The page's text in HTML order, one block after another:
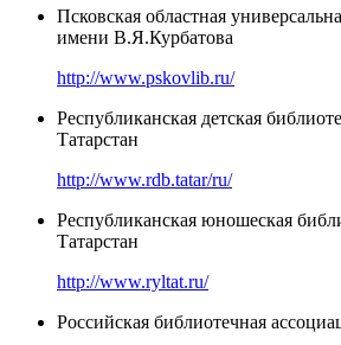
Псковская областная
имени В.Я.Курбатова
http://www.pskovlib.ru/
Республиканская детская
Татарстан
http://www.rdb.tatar/ru/
Республиканская юношеская
Татарстан
http://www.ryltat.ru/
Российская библиотечная